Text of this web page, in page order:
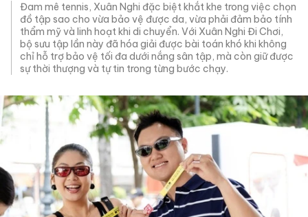
Đam mê tennis, Xuân Nghi đặc biệt khắt khe trong việc chọn
đồ tập sao cho vừa bảo vệ được da, vừa phải đảm bảo tính
thẩm mỹ và linh hoạt khi di chuyển. Với Xuân Nghi Đi Chơi,
bộ sưu tập lần này đã hóa giải được bài toán khó khi không
chỉ hỗ trợ bảo vệ tối đa dưới nắng sân tập, mà còn giữ được
sự thời thượng và tự tin trong từng bước chạy.